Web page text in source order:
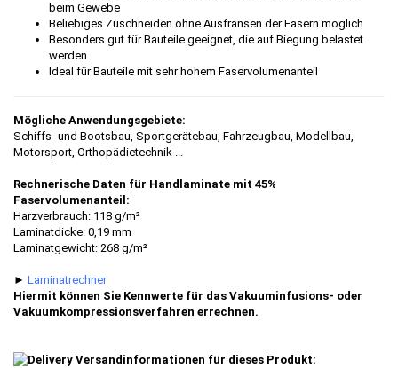
beim Gewebe
Beliebiges Zuschneiden ohne Ausfransen der Fasern möglich
Besonders gut für Bauteile geeignet, die auf Biegung belastet
werden
Ideal für Bauteile mit sehr hohem Faservolumenanteil
Mögliche Anwendungsgebiete:
Schiffs- und Bootsbau, Sportgerätebau, Fahrzeugbau, Modellbau,
Motorsport, Orthopädietechnik ...
Rechnerische Daten für Handlaminate mit 45%
Faservolumenanteil:
Harzverbrauch: 118 g/m²
Laminatdicke: 0,19 mm
Laminatgewicht: 268 g/m²
► Laminatrechner
Hiermit können Sie Kennwerte für das Vakuuminfusions- oder
Vakuumkompressionsverfahren errechnen.
Versandinformationen für dieses Produkt: